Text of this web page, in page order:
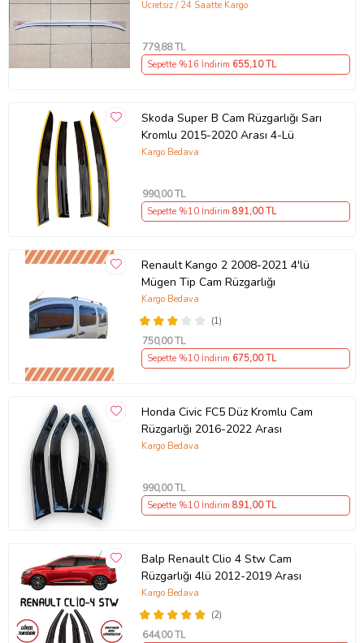
Ücretsiz / 24 Saatte Kargo
779,88 TL
Sepette %16 İndirim 655,10 TL
Skoda Super B Cam Rüzgarlığı Sarı
Kromlu 2015-2020 Arası 4-Lü
Kargo Bedava
990,00 TL
Sepette %10 İndirim 891,00 TL
Renault Kango 2 2008-2021 4'lü
Mügen Tip Cam Rüzgarlığı
(1)
Kargo Bedava
750,00 TL
Sepette %10 İndirim 675,00 TL
Honda Civic FC5 Düz Kromlu Cam
Rüzgarlığı 2016-2022 Arası
Kargo Bedava
990,00 TL
Sepette %10 İndirim 891,00 TL
Balp Renault Clio 4 Stw Cam
Rüzgarlığı 4lü 2012-2019 Arası
(2)
Kargo Bedava
644,00 TL